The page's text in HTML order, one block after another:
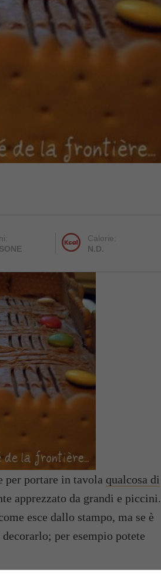
Calorie:
N.D.
per portare in tavola qualcosa di
apprezzato da grandi e piccini.
esce dallo stampo, ma se è
per esempio potete